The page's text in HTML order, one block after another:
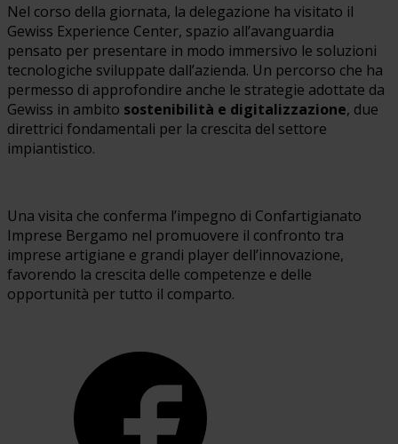
Nel corso della giornata, la delegazione ha visitato il
Gewiss Experience Center, spazio all’avanguardia
pensato per presentare in modo immersivo le soluzioni
tecnologiche sviluppate dall’azienda. Un percorso che ha
permesso di approfondire anche le strategie adottate da
Gewiss in ambito sostenibilità e digitalizzazione, due
direttrici fondamentali per la crescita del settore
impiantistico.
Una visita che conferma l’impegno di Confartigianato
Imprese Bergamo nel promuovere il confronto tra
imprese artigiane e grandi player dell’innovazione,
favorendo la crescita delle competenze e delle
opportunità per tutto il comparto.